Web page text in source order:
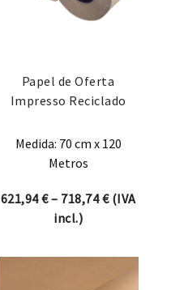
Papel de Oferta
Impresso Reciclado
Medida: 70 cm x 120
Metros
621,94€– 718,74€Price
(IVA
incl.)